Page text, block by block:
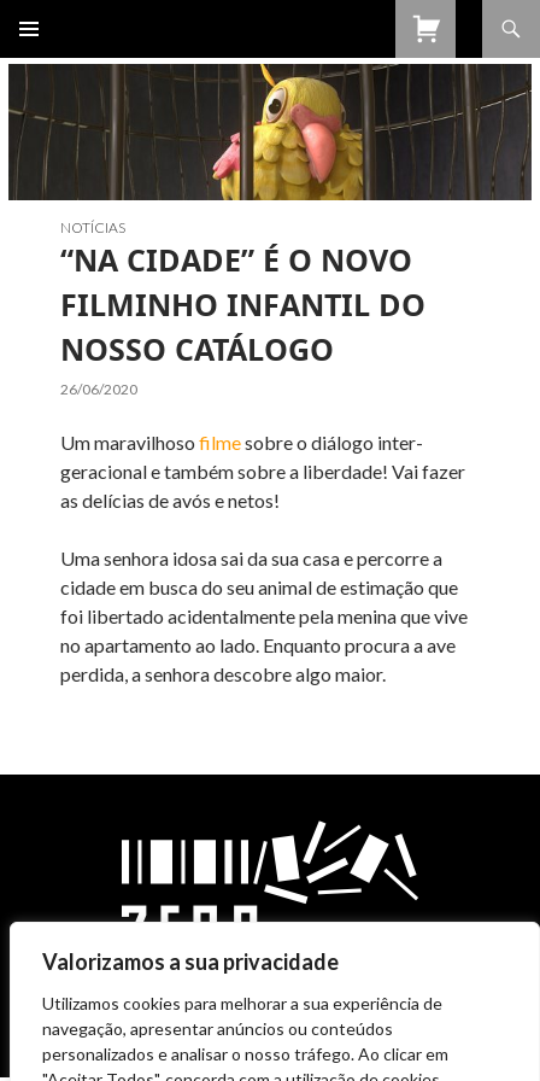
Valorizamos a sua privacidade
Utilizamos cookies para melhorar a sua experiência de
navegação, apresentar anúncios ou conteúdos
personalizados e analisar o nosso tráfego. Ao clicar em
PARA
O
CONTEÚDO
NOTÍCIAS
“NA CIDADE” É O NOVO
FILMINHO INFANTIL DO
NOSSO CATÁLOGO
26/06/2020
Um maravilhosofilmesobre o diálogo inter-
geracional e também sobre a liberdade! Vai fazer
as delícias de avós e netos!
Uma senhora idosa sai da sua casa e percorre a
cidade em busca do seu animal de estimação que
foi libertado acidentalmente pela menina que vive
no apartamento ao lado. Enquanto procura a ave
perdida, a senhora descobre algo maior.